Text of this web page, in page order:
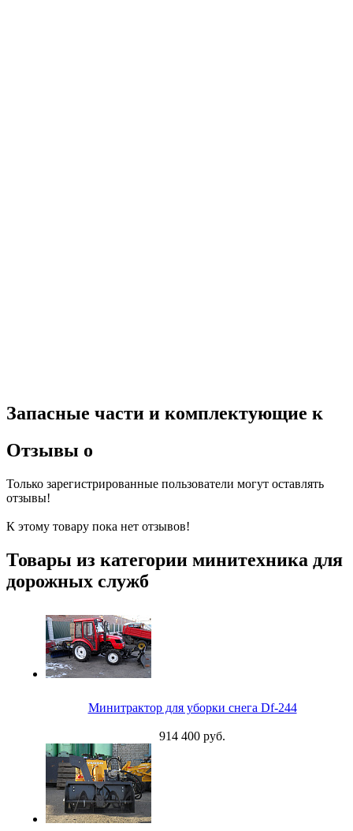
Запасные части и комплектующие к
Отзывы о
Только зарегистрированные пользователи могут оставлять
отзывы!
К этому товару пока нет отзывов!
Товары из категории минитехника для
дорожных служб
Минитрактор для уборки снега Df-244
914 400 руб.